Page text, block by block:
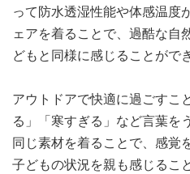
って防水透湿性能や体感温度
ェアを着ることで、過酷な自
どもと同様に感じることがで
アウトドアで快適に過ごすこ
る」「寒すぎる」など言葉を
同じ素材を着ることで、感覚
子どもの状況を親も感じるこ